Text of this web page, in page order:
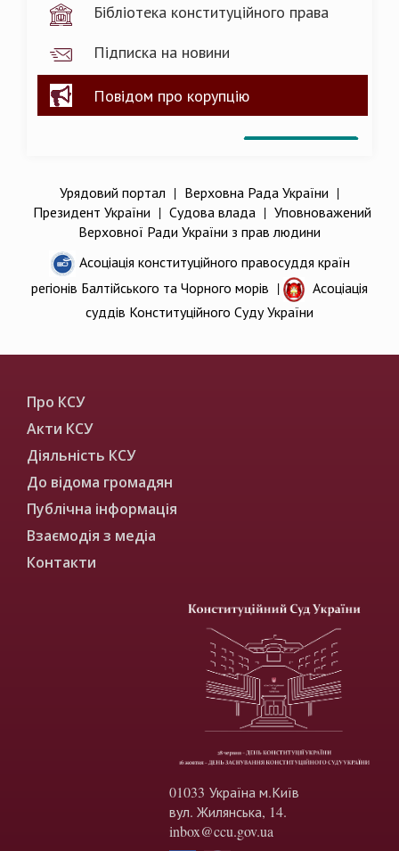
Бібліотека конституційного права
Підписка на новини
Повідом про корупцію
Урядовий портал | Верховна Рада України |
Президент України | Судова влада| Уповноважений
Верховної Ради України з прав людини
Асоціація конституційного правосуддя країн
регіонів Балтійського та Чорного морів |
Асоціація
суддів Конституційного Суду України
Про КСУ
Акти КСУ
Діяльність КСУ
До відома громадян
Публічна інформація
Взаємодія з медіа
Контакти
01033 Україна м.Київ
вул. Жилянська, 14.
inbox@ccu.gov.ua